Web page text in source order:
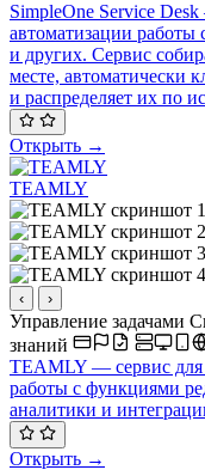
SimpleOne Service
автоматизации
и других. Сервис
месте, автоматически
и распределяет их по
Открыть →
TEAMLY
‹ ›
Управление задачами
знаний
TEAMLY — сервис для
работы с функциями
аналитики и
Открыть →